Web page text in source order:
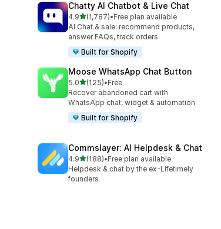
Chatty AI Chatbot & Live Chat
4.9滿分 5 顆星
(1,787)
共有 1787 則評價
•Free plan available
AI Chat & sale: recommend products,
answer FAQs, track orders
Built for Shopify
Moose WhatsApp Chat Button
5.0滿分 5 顆星
(125)
共有 125 則評價
•Free
Recover abandoned cart with
WhatsApp chat, widget & automation
Built for Shopify
Commslayer: AI Helpdesk & Chat
4.9滿分 5 顆星
(188)
共有 188 則評價
•Free plan available
Helpdesk & chat by the ex-Lifetimely
founders